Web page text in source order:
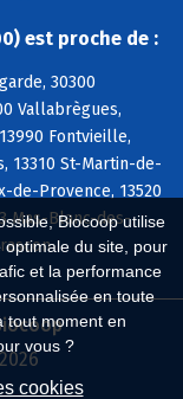
Biocoop utilise
du site, pour
et la performance
en toute
tout moment en
vous ?
cookies
est proche de :
30300
Vallabrègues,
Fontvieille,
13310 St-Martin-de-
de-Provence, 13520
Mas-Blanc-des-